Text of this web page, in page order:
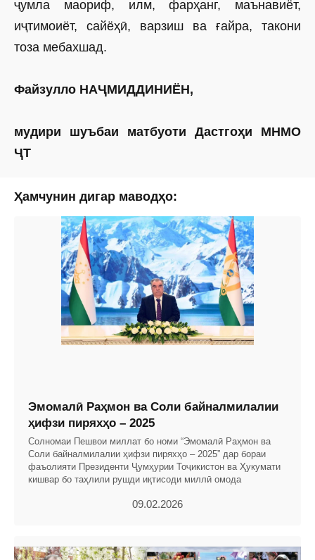
ҷумла маориф, илм, фарҳанг, маънавиёт,
иҷтимоиёт, сайёҳӣ, варзиш ва ғайра, такони
тоза мебахшад.
Файзулло НАҶМИДДИНИЁН,
мудири шуъбаи матбуоти Дастгоҳи МНМО
ҶТ
Ҳамчунин дигар маводҳо:
Эмомалӣ Раҳмон ва Соли байналмилалии
ҳифзи пиряхҳо – 2025
Солномаи Пешвои миллат бо номи “Эмомалӣ Раҳмон ва
Соли байналмилалии ҳифзи пиряхҳо – 2025” дар бораи
фаъолияти Президенти Ҷумҳурии Тоҷикистон ва Ҳукумати
кишвар бо таҳлили рушди иқтисоди миллӣ омода
09.02.2026